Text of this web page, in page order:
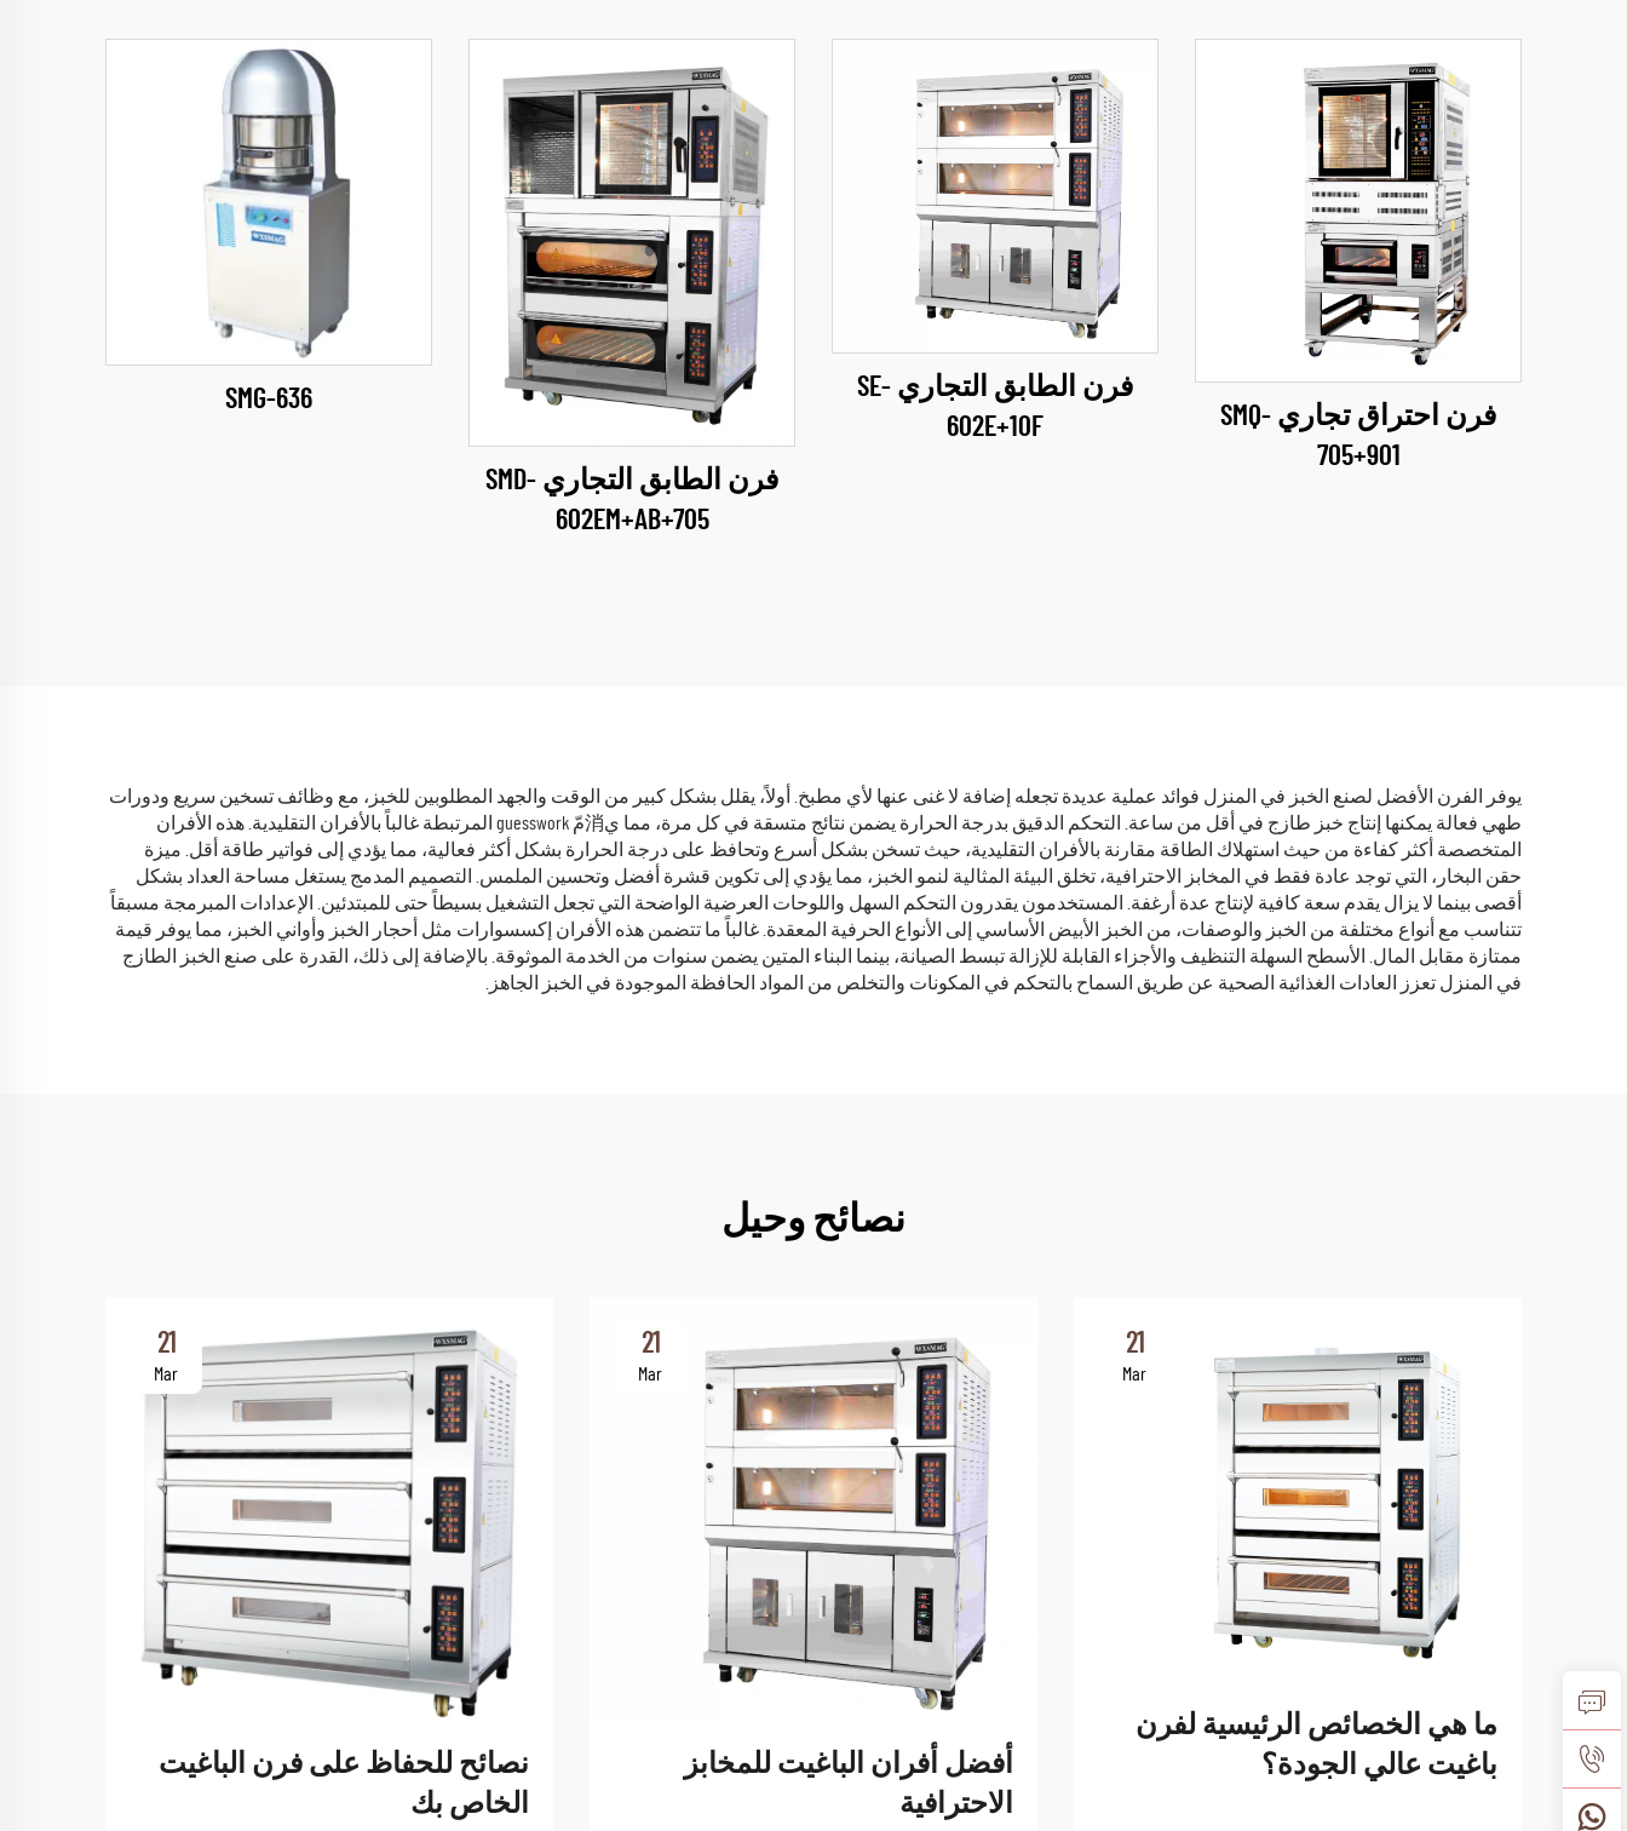
فرن احتراق تجاري SMQ-
705+901
فرن الطابق التجاري SE-
602E+10F
فرن الطابق التجاري SMD-
602EM+AB+705
SMG-636
يوفر الفرن الأفضل لصنع الخبز في المنزل فوائد عملية عديدة تجعله إضافة لا غنى عنها لأي مطبخ. أولاً، يقلل بشكل كبير من الوقت والجهد المطلوبين للخبز، مع وظائف تسخين سريع ودورات
طهي فعالة يمكنها إنتاج خبز طازج في أقل من ساعة. التحكم الدقيق بدرجة الحرارة يضمن نتائج متسقة في كل مرة، مما ي消مّ guesswork المرتبطة غالباً بالأفران التقليدية. هذه الأفران
المتخصصة أكثر كفاءة من حيث استهلاك الطاقة مقارنة بالأفران التقليدية، حيث تسخن بشكل أسرع وتحافظ على درجة الحرارة بشكل أكثر فعالية، مما يؤدي إلى فواتير طاقة أقل. ميزة
حقن البخار، التي توجد عادة فقط في المخابز الاحترافية، تخلق البيئة المثالية لنمو الخبز، مما يؤدي إلى تكوين قشرة أفضل وتحسين الملمس. التصميم المدمج يستغل مساحة العداد بشكل
أقصى بينما لا يزال يقدم سعة كافية لإنتاج عدة أرغفة. المستخدمون يقدرون التحكم السهل واللوحات العرضية الواضحة التي تجعل التشغيل بسيطاً حتى للمبتدئين. الإعدادات المبرمجة مسبقاً
تتناسب مع أنواع مختلفة من الخبز والوصفات، من الخبز الأبيض الأساسي إلى الأنواع الحرفية المعقدة. غالباً ما تتضمن هذه الأفران إكسسوارات مثل أحجار الخبز وأواني الخبز، مما يوفر قيمة
ممتازة مقابل المال. الأسطح السهلة التنظيف والأجزاء القابلة للإزالة تبسط الصيانة، بينما البناء المتين يضمن سنوات من الخدمة الموثوقة. بالإضافة إلى ذلك، القدرة على صنع الخبز الطازج
في المنزل تعزز العادات الغذائية الصحية عن طريق السماح بالتحكم في المكونات والتخلص من المواد الحافظة الموجودة في الخبز الجاهز.
نصائح وحيل
21
Mar
ما هي الخصائص الرئيسية لفرن
باغيت عالي الجودة؟
21
Mar
أفضل أفران الباغيت للمخابز
الاحترافية
21
Mar
نصائح للحفاظ على فرن الباغيت
الخاص بك